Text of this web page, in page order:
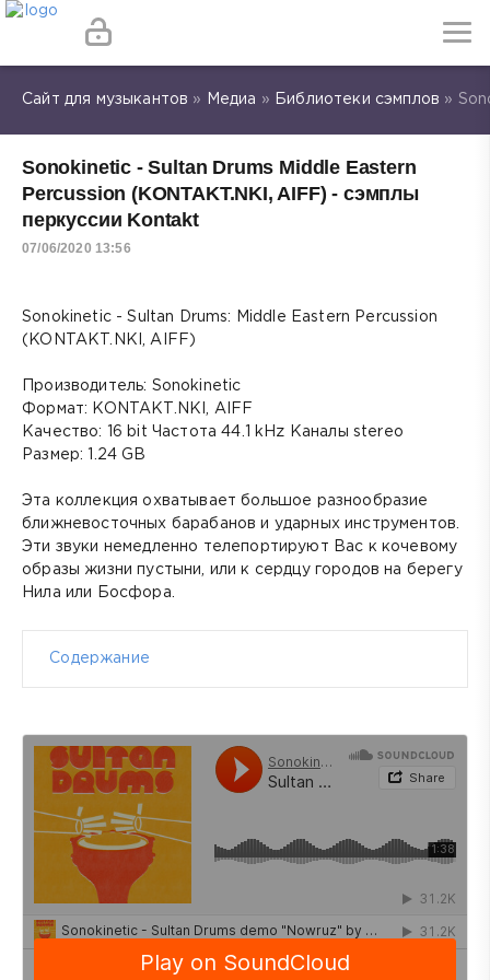
Сайт для музыкантов » Медиа » Библиотеки сэмплов »
Sonokinetic - Sultan Drums Middle Eastern
Percussion (KONTAKT.NKI, AIFF) - сэмплы
перкуссии Kontakt
07/06/2020 13:56
Sonokinetic - Sultan Drums: Middle Eastern Percussion
(KONTAKT.NKI, AIFF)
Производитель: Sonokinetic
Формат: KONTAKT.NKI, AIFF
Качество: 16 bit Частота 44.1 kHz Каналы stereo
Размер: 1.24 GB
Эта коллекция охватывает большое разнообразие
ближневосточных барабанов и ударных инструментов.
Эти звуки немедленно телепортируют Вас к кочевому
образы жизни пустыни, или к сердцу городов на берегу
Нила или Босфора.
Содержание